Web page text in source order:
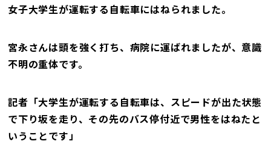
女子大学生が運転する自転車にはねられました。
宮永さんは頭を強く打ち、病院に運ばれましたが、意識
不明の重体です。
記者「大学生が運転する自転車は、スピードが出た状態
で下り坂を走り、その先のバス停付近で男性をはねたと
いうことです」